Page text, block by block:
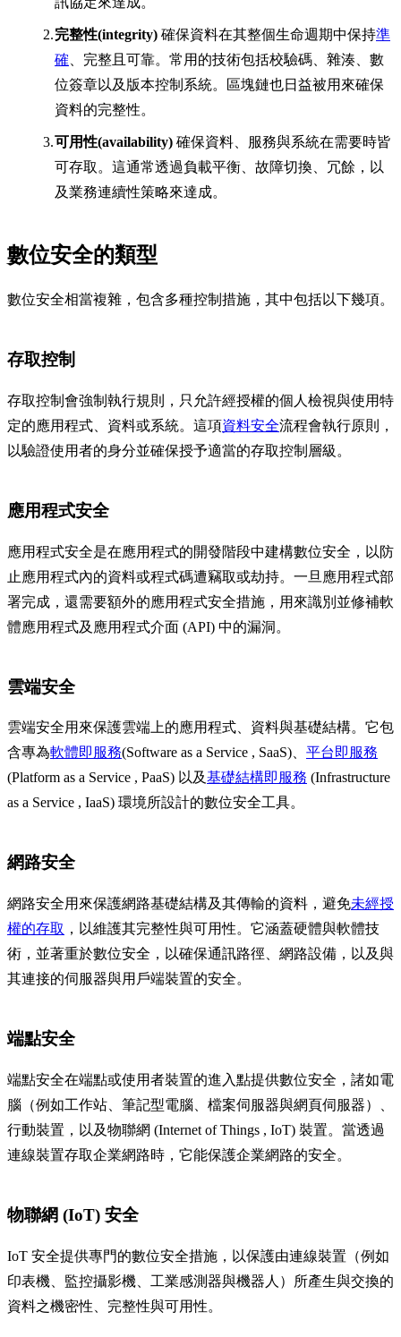
完整性(integrity) 確保資料在其整個生命週期中保持準
確 、完整且可靠。常用的技術包括校驗碼、雜湊、數
位簽章以及版本控制系統。區塊鏈也日益被用來確保
資料的完整性。
可用性(availability) 確保資料、服務與系統在需要時皆
可存取。這通常透過負載平衡、故障切換、冗餘，以
及業務連續性策略來達成。
數位安全的類型
數位安全相當複雜，包含多種控制措施，其中包括以下幾項。
存取控制
存取控制會強制執行規則，只允許經授權的個人檢視與使用特
定的應用程式、資料或系統。這項資料安全流程會執行原則，
以驗證使用者的身分並確保授予適當的存取控制層級。
應用程式安全
應用程式安全是在應用程式的開發階段中建構數位安全，以防
止應用程式內的資料或程式碼遭竊取或劫持。一旦應用程式部
署完成，還需要額外的應用程式安全措施，用來識別並修補軟
體應用程式及應用程式介面 (API) 中的漏洞。
雲端安全
雲端安全用來保護雲端上的應用程式、資料與基礎結構。它包
含專為軟體即服務(Software as a Service , SaaS)、 平台即服務
(Platform as a Service , PaaS) 以及基礎結構即服務 (Infrastructure
as a Service , IaaS) 環境所設計的數位安全工具。
網路安全
網路安全用來保護網路基礎結構及其傳輸的資料，避免未經授
權的存取 ，以維護其完整性與可用性。它涵蓋硬體與軟體技
術，並著重於數位安全，以確保通訊路徑、網路設備，以及與
其連接的伺服器與用戶端裝置的安全。
端點安全
端點安全在端點或使用者裝置的進入點提供數位安全，諸如電
腦（例如工作站、筆記型電腦、檔案伺服器與網頁伺服器）、
行動裝置，以及物聯網 (Internet of Things , IoT) 裝置。當透過
連線裝置存取企業網路時，它能保護企業網路的安全。
物聯網 (IoT) 安全
IoT 安全提供專門的數位安全措施，以保護由連線裝置（例如
印表機、監控攝影機、工業感測器與機器人）所產生與交換的
資料之機密性、完整性與可用性。